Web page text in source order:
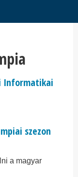
Informatikai
szezon
a magyar